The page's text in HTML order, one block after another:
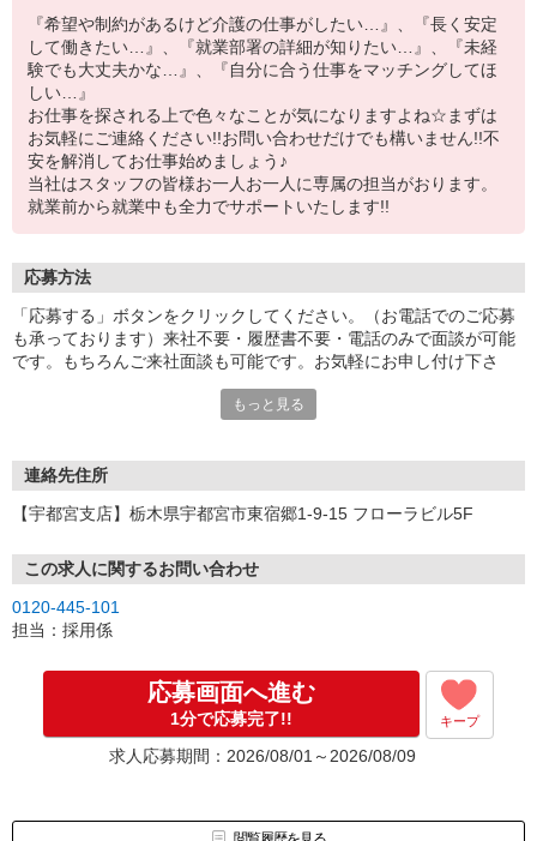
『希望や制約があるけど介護の仕事がしたい…』、『長く安定
して働きたい…』、『就業部署の詳細が知りたい…』、『未経
験でも大丈夫かな…』、『自分に合う仕事をマッチングしてほ
しい…』
お仕事を探される上で色々なことが気になりますよね☆まずは
お気軽にご連絡ください!!お問い合わせだけでも構いません!!不
安を解消してお仕事始めましょう♪
当社はスタッフの皆様お一人お一人に専属の担当がおります。
就業前から就業中も全力でサポートいたします!!
応募方法
「応募する」ボタンをクリックしてください。（お電話でのご応募
も承っております）来社不要・履歴書不要・電話のみで面談が可能
です。もちろんご来社面談も可能です。お気軽にお申し付け下さ
もっと見る
連絡先住所
【宇都宮支店】栃木県宇都宮市東宿郷1-9-15 フローラビル5F
この求人に関するお問い合わせ
0120-445-101
担当：採用係
応募画面へ進む
1分で応募完了!! キープ
求人応募期間：2026/08/01～2026/08/09